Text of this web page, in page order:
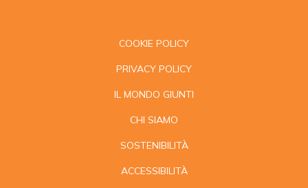
COOKIE POLICY
PRIVACY POLICY
IL MONDO GIUNTI
CHI SIAMO
SOSTENIBILITÀ
ACCESSIBILITÀ